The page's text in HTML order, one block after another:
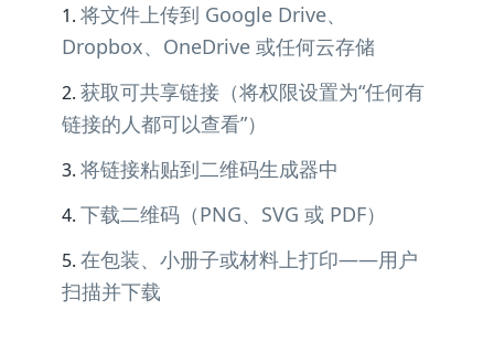
将文件上传到 Google Drive、
Dropbox、OneDrive 或任何云存储
获取可共享链接（将权限设置为“任何有
链接的人都可以查看”）
将链接粘贴到二维码生成器中
下载二维码（PNG、SVG 或 PDF）
在包装、小册子或材料上打印——用户
扫描并下载